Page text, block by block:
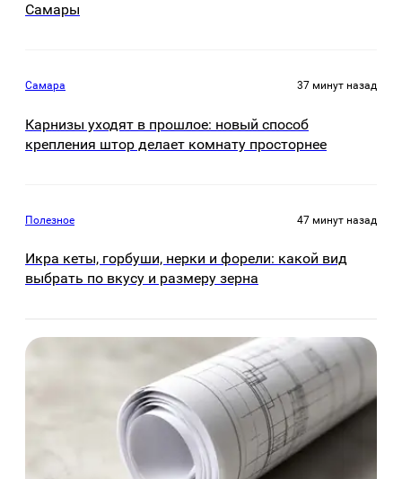
Самары
Самара 37 минут назад
Карнизы уходят в прошлое: новый способ
крепления штор делает комнату просторнее
Полезное 47 минут назад
Икра кеты, горбуши, нерки и форели: какой вид
выбрать по вкусу и размеру зерна